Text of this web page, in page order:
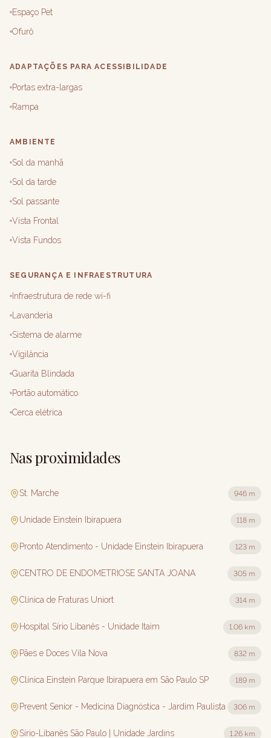
Espaço Pet
Ofurô
ADAPTAÇÕES PARA ACESSIBILIDADE
Portas extra-largas
Rampa
AMBIENTE
Sol da manhã
Sol da tarde
Sol passante
Vista Frontal
Vista Fundos
SEGURANÇA E INFRAESTRUTURA
Infraestrutura de rede wi-fi
Lavanderia
Sistema de alarme
Vigilância
Guarita Blindada
Portão automático
Cerca elétrica
Nas proximidades
St. Marche 946 m
Unidade Einstein Ibirapuera 118 m
Pronto Atendimento - Unidade Einstein Ibirapuera 123 m
CENTRO DE ENDOMETRIOSE SANTA JOANA 305 m
Clínica de Fraturas Uniort 314 m
Hospital Sírio Libanês - Unidade Itaim 1.06 km
Pães e Doces Vila Nova 832 m
Clínica Einstein Parque Ibirapuera em São Paulo SP 189 m
Prevent Senior - Medicina Diagnóstica - Jardim Paulista 306 m
Sírio-Libanês São Paulo | Unidade Jardins 1.26 km